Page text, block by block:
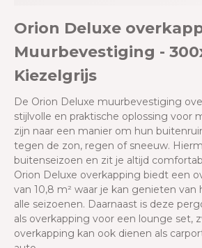
Orion Deluxe
Muurbevestiging -
Kiezelgrijs
De Orion Deluxe muurbevestiging
stijlvolle en praktische oplossing voor
zijn naar een manier om hun
tegen de zon, regen of sneeuw.
buitenseizoen en zit je altijd
Orion Deluxe overkapping biedt een
van 10,8 m² waar je kan genieten
alle seizoenen. Daarnaast is deze
als overkapping voor een lounge set,
overkapping kan ook dienen als